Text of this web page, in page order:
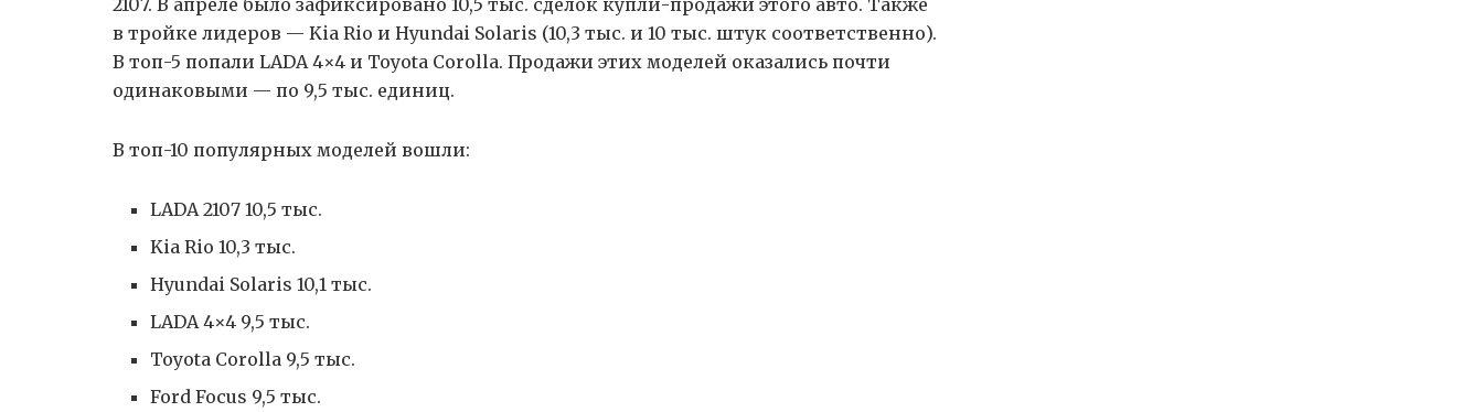
2107. В апреле было зафиксировано 10,5 тыс. сделок купли-продажи этого авто. Также
в тройке лидеров — Kia Rio и Hyundai Solaris (10,3 тыс. и 10 тыс. штук соответственно).
В топ-5 попали LADA 4×4 и Toyota Corolla. Продажи этих моделей оказались почти
одинаковыми — по 9,5 тыс. единиц.
В топ-10 популярных моделей вошли:
LADA 2107 10,5 тыс.
Kia Rio 10,3 тыс.
Hyundai Solaris 10,1 тыс.
LADA 4×4 9,5 тыс.
Toyota Corolla 9,5 тыс.
Ford Focus 9,5 тыс.